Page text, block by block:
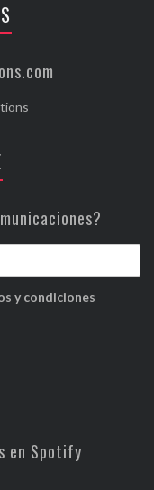
y condiciones
en Spotify